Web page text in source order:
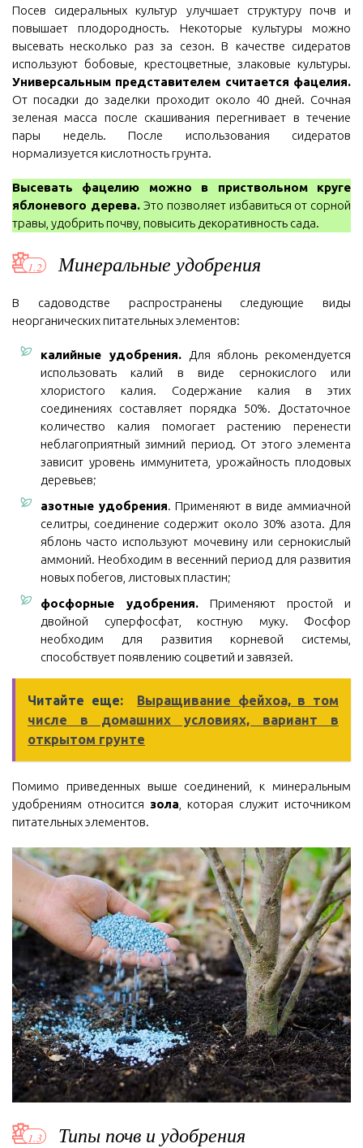
Посев сидеральных культур улучшает структуру почв и
повышает плодородность. Некоторые культуры можно
высевать несколько раз за сезон. В качестве сидератов
используют бобовые, крестоцветные, злаковые культуры.
Универсальным представителем считается фацелия.
От посадки до заделки проходит около 40 дней. Сочная
зеленая масса после скашивания перегнивает в течение
пары недель. После использования сидератов
нормализуется кислотность грунта.
Высевать фацелию можно в приствольном круге
яблоневого дерева.Это позволяет избавиться от сорной
травы, удобрить почву, повысить декоративность сада.
Минеральные удобрения
В садоводстве распространены следующие виды
неорганических питательных элементов:
калийные удобрения.Для яблонь рекомендуется
использовать калий в виде сернокислого или
хлористого калия. Содержание калия в этих
соединениях составляет порядка 50%. Достаточное
количество калия помогает растению перенести
неблагоприятный зимний период. От этого элемента
зависит уровень иммунитета, урожайность плодовых
деревьев;
азотные удобрения. Применяют в виде аммиачной
селитры, соединение содержит около 30% азота. Для
яблонь часто используют мочевину или сернокислый
аммоний. Необходим в весенний период для развития
новых побегов, листовых пластин;
фосфорные удобрения. Применяют простой и
двойной суперфосфат, костную муку. Фосфор
необходим для развития корневой системы,
способствует появлению соцветий и завязей.
Читайте еще:
Выращивание фейхоа, в том
числе в домашних условиях, вариант в
открытом грунте
Помимо приведенных выше соединений, к минеральным
удобрениям относится зола , которая служит источником
питательных элементов.
Типы почв и удобрения